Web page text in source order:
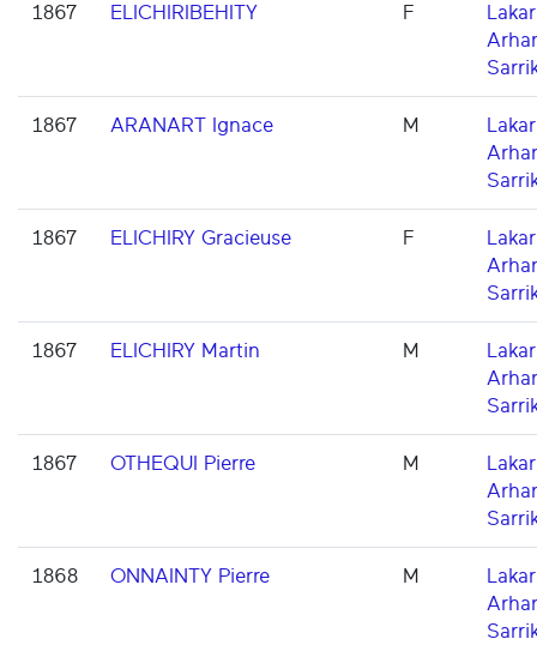
1867 ELICHIRIBEHITY F
1867 ARANART Ignace M
1867 ELICHIRY Gracieuse F
1867 ELICHIRY Martin M
1867 OTHEQUI Pierre M
1868 ONNAINTY Pierre M